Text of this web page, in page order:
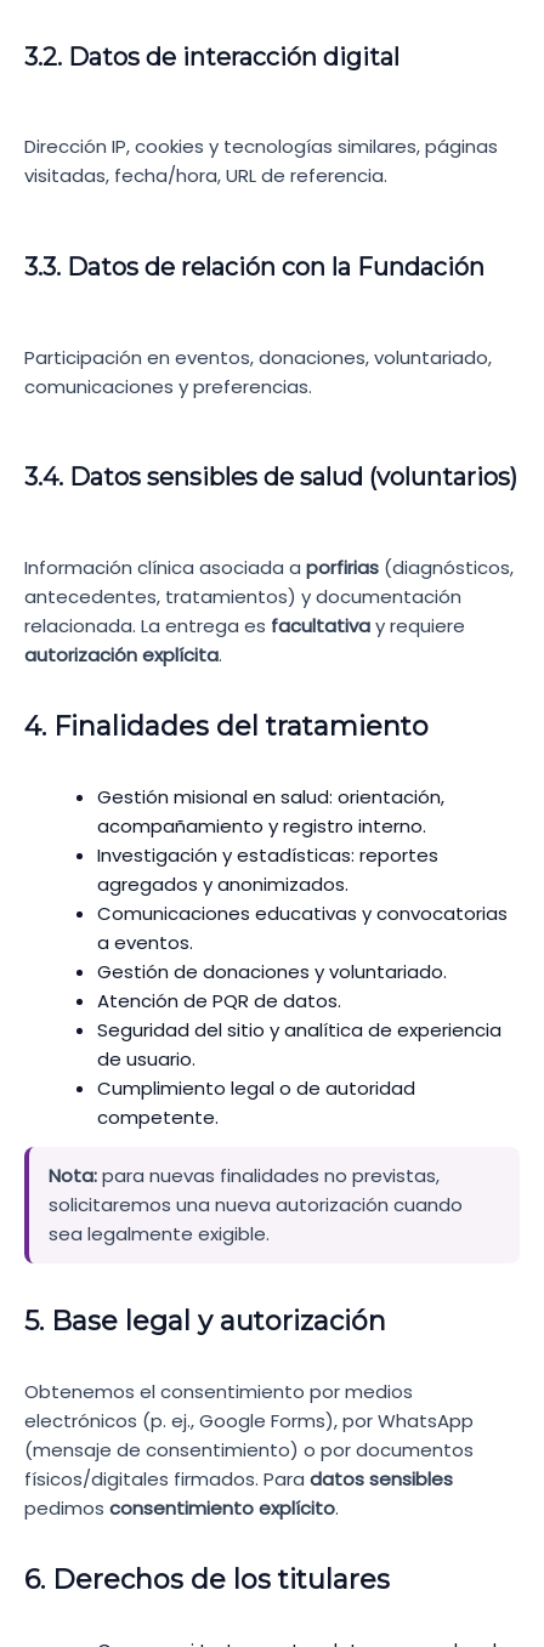
3.2. Datos de interacción digital
Dirección IP, cookies y tecnologías similares, páginas
visitadas, fecha/hora, URL de referencia.
3.3. Datos de relación con la Fundación
Participación en eventos, donaciones, voluntariado,
comunicaciones y preferencias.
3.4. Datos sensibles de salud (voluntarios)
Información clínica asociada a porfirias (diagnósticos,
antecedentes, tratamientos) y documentación
relacionada. La entrega es facultativay requiere
autorización explícita.
4. Finalidades del tratamiento
Gestión misional en salud: orientación,
acompañamiento y registro interno.
Investigación y estadísticas: reportes
agregados y anonimizados.
Comunicaciones educativas y convocatorias
a eventos.
Gestión de donaciones y voluntariado.
Atención de PQR de datos.
Seguridad del sitio y analítica de experiencia
de usuario.
Cumplimiento legal o de autoridad
competente.
Nota:para nuevas finalidades no previstas,
solicitaremos una nueva autorización cuando
sea legalmente exigible.
5. Base legal y autorización
Obtenemos el consentimiento por medios
electrónicos (p. ej., Google Forms), por WhatsApp
(mensaje de consentimiento) o por documentos
físicos/digitales firmados. Para datos sensibles
pedimos consentimiento explícito.
6. Derechos de los titulares